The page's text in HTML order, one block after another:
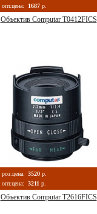
опт.цена:
1687 р.
Объектив Computar T0412FICS
роз.цена: 3520 р.
опт.цена:
3211 р.
Объектив Computar T2616FICS